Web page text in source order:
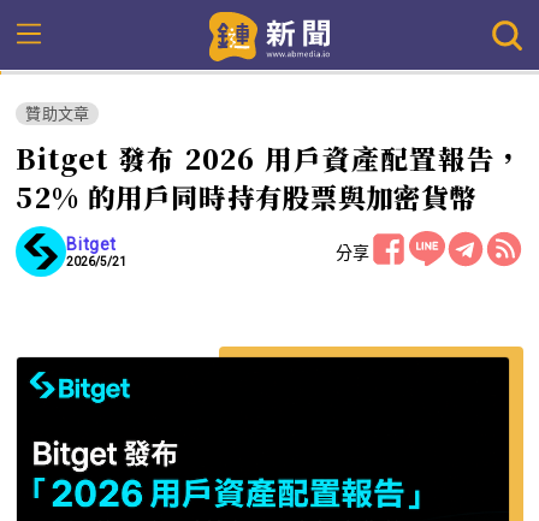
贊助文章
Bitget 發布 2026 用戶資產配置報告，
52% 的用戶同時持有股票與加密貨幣
Bitget
2026/5/21 分享